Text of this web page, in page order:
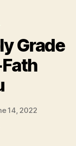
Grade
14, 2022